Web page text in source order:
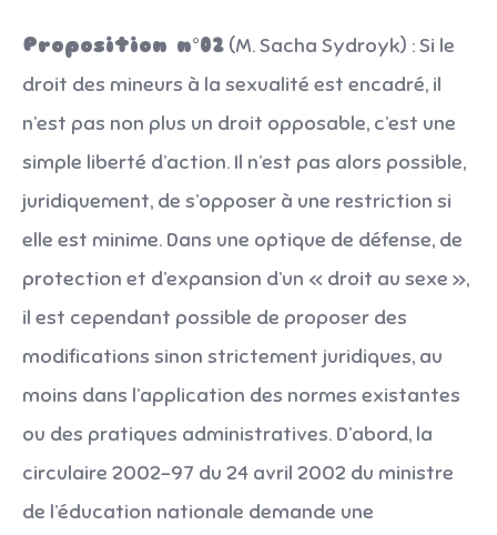
Proposition n°02 (M. Sacha Sydroyk) : Si le
droit des mineurs à la sexualité est encadré, il
n’est pas non plus un droit opposable, c’est une
simple liberté d’action. Il n’est pas alors possible,
juridiquement, de s’opposer à une restriction si
elle est minime. Dans une optique de défense, de
protection et d’expansion d’un « droit au sexe »,
il est cependant possible de proposer des
modifications sinon strictement juridiques, au
moins dans l’application des normes existantes
ou des pratiques administratives. D’abord, la
circulaire 2002-97 du 24 avril 2002 du ministre
de l’éducation nationale demande une